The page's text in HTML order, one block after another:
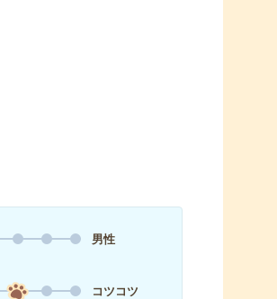
男性
コツコツ